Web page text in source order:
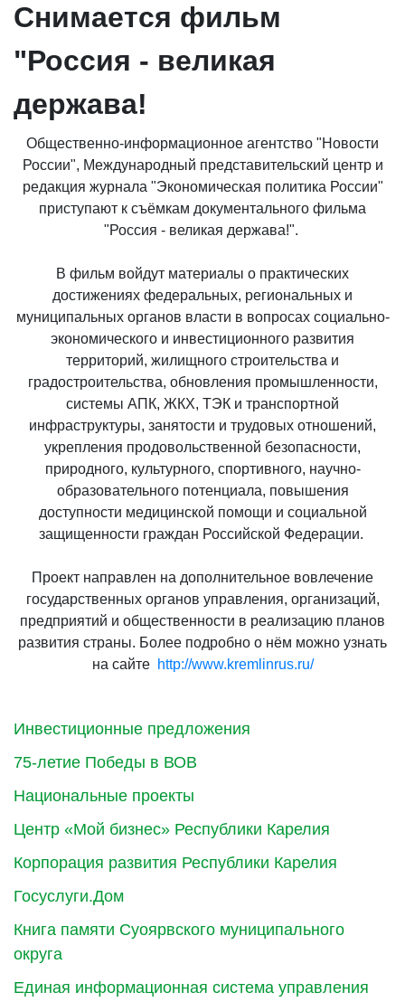
Инвестиционные предложения
75-летие Победы в ВОВ
Национальные проекты
Центр «Мой бизнес» Республики Карелия
Корпорация развития Республики Карелия
Госуслуги.Дом
Книга памяти Суоярвского муниципального
округа
Единая информационная система управления
Снимается фильм
"Россия - великая
держава!
Общественно-информационное агентство "Новости
России", Международный представительский центр и
редакция журнала "Экономическая политика России"
приступают к съёмкам документального фильма
"Россия - великая держава!".
В фильм войдут материалы о практических
достижениях федеральных, региональных и
муниципальных органов власти в вопросах социально-
экономического и инвестиционного развития
территорий, жилищного строительства и
градостроительства, обновления промышленности,
системы АПК, ЖКХ, ТЭК и транспортной
инфраструктуры, занятости и трудовых отношений,
укрепления продовольственной безопасности,
природного, культурного, спортивного, научно-
образовательного потенциала, повышения
доступности медицинской помощи и социальной
защищенности граждан Российской Федерации.
Проект направлен на дополнительное вовлечение
государственных органов управления, организаций,
предприятий и общественности в реализацию планов
развития страны. Более подробно о нём можно узнать
на сайте http://www.kremlinrus.ru/